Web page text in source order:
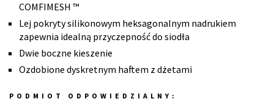
COMFIMESH ™
Lej pokryty silikonowym heksagonalnym nadrukiem
zapewnia idealną przyczepność do siodła
Dwie boczne kieszenie
Ozdobione dyskretnym haftem z dżetami
PODMIOT ODPOWIEDZIALNY: